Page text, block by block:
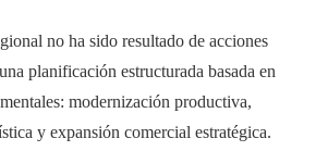
no ha sido resultado de acciones
planificación estructurada basada en
modernización productiva,
y expansión comercial estratégica.